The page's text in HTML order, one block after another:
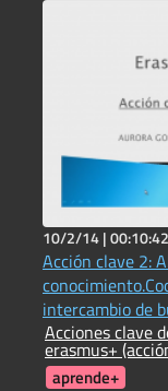
10/2/14 |00:10:42
Acción clave 2:
intercambio de
Acciones clave
erasmus+
aprende+